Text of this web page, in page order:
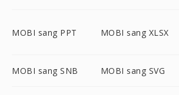
MOBI sang PPT MOBI sang XLSX
MOBI sang SNB MOBI sang SVG